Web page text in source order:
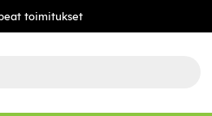
toimitukset